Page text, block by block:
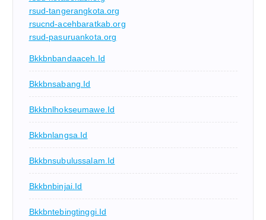
rsud-tangerangkota.org
rsucnd-acehbaratkab.org
rsud-pasuruankota.org
Bkkbnbandaaceh.id
Bkkbnsabang.id
Bkkbnlhokseumawe.id
Bkkbnlangsa.id
Bkkbnsubulussalam.id
Bkkbnbinjai.id
Bkkbntebingtinggi.id